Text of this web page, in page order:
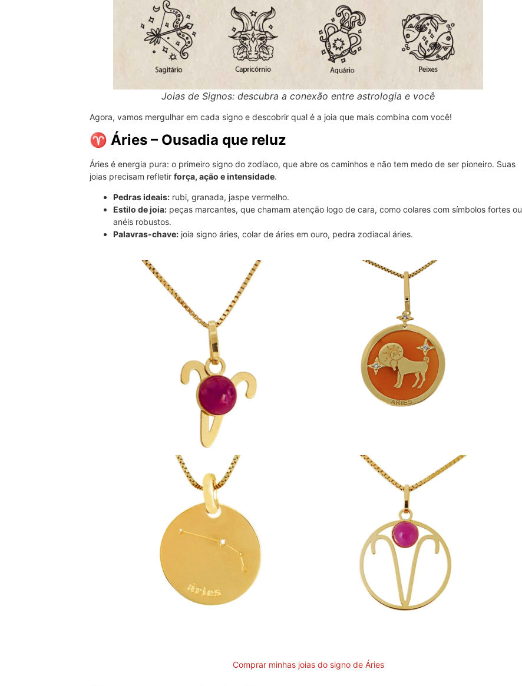
Joias de Signos: descubra a conexão entre astrologia e você
Agora, vamos mergulhar em cada signo e descobrir qual é a joia que mais combina com você!
♈ Áries – Ousadia que reluz
Áries é energia pura: o primeiro signo do zodíaco, que abre os caminhos e não tem medo de ser pioneiro. Suas
joias precisam refletir força, ação e intensidade.
Pedras ideais: rubi, granada, jaspe vermelho.
Estilo de joia: peças marcantes, que chamam atenção logo de cara, como colares com símbolos fortes ou
anéis robustos.
Palavras-chave: joia signo áries, colar de áries em ouro, pedra zodiacal áries.
Comprar minhas joias do signo de Áries